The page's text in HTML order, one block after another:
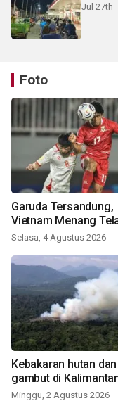
Jul 27th
Foto
Garuda Tersandung,
Vietnam Menang
Selasa, 4 Agustus 2026
Kebakaran hutan
gambut di
Minggu, 2 Agustus 2026